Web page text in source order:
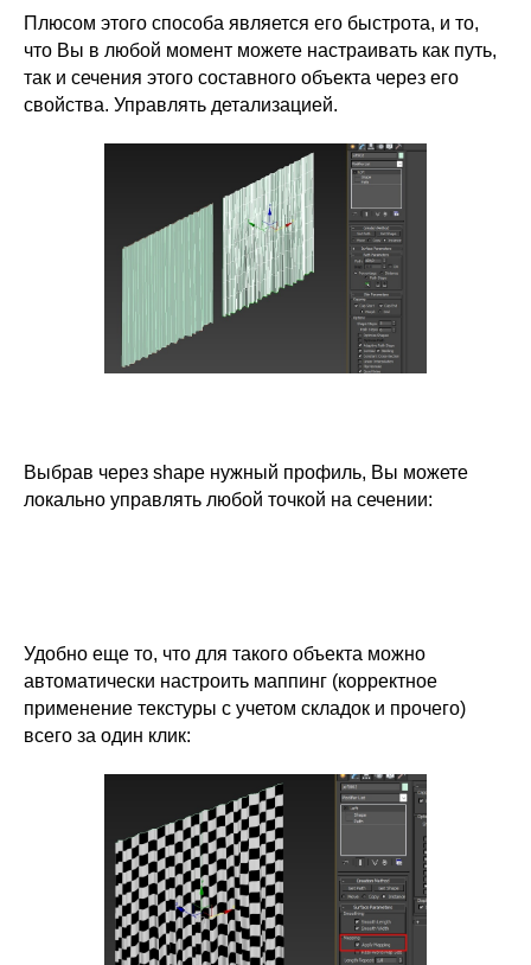
Плюсом этого способа является его быстрота, и то,
что Вы в любой момент можете настраивать как путь,
так и сечения этого составного объекта через его
свойства. Управлять детализацией.
Выбрав через shape нужный профиль, Вы можете
локально управлять любой точкой на сечении:
Удобно еще то, что для такого объекта можно
автоматически настроить маппинг (корректное
применение текстуры с учетом складок и прочего)
всего за один клик: